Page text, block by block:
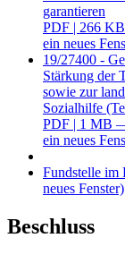
garantieren
PDF | 266
ein neues
19/27400 -
Stärkung der
sowie zur
Sozialhilfe
PDF | 1 MB
ein neues
Fundstelle im
neues Fenster)
Beschluss